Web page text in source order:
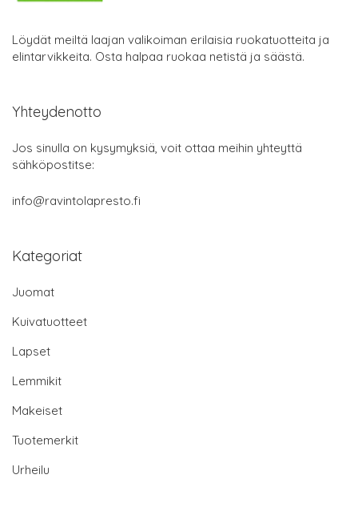
Löydät meiltä laajan valikoiman erilaisia ruokatuotteita ja
elintarvikkeita. Osta halpaa ruokaa netistä ja säästä.
Yhteydenotto
Jos sinulla on kysymyksiä, voit ottaa meihin yhteyttä
sähköpostitse:
info@ravintolapresto.fi
Kategoriat
Juomat
Kuivatuotteet
Lapset
Lemmikit
Makeiset
Tuotemerkit
Urheilu